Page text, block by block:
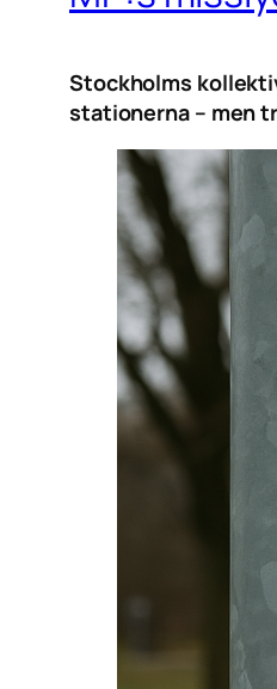
Stockholms
stationerna – men